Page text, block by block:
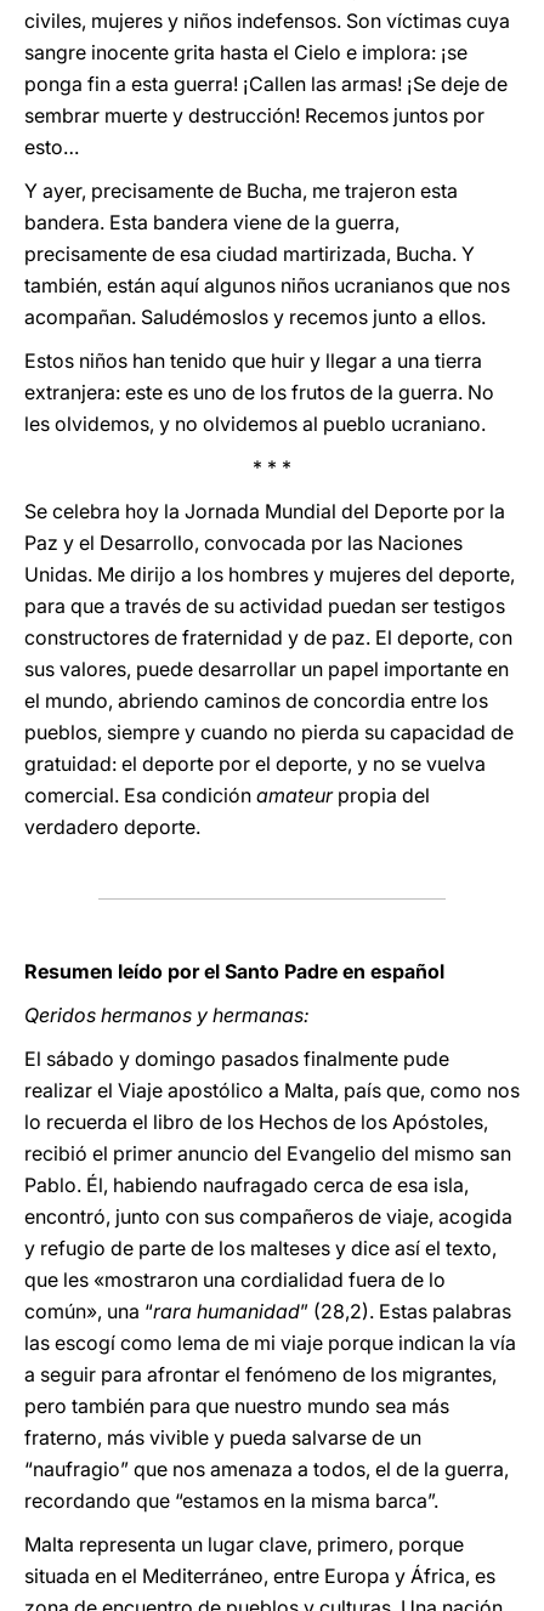
civiles, mujeres y niños indefensos. Son víctimas cuya
sangre inocente grita hasta el Cielo e implora: ¡se
ponga fin a esta guerra! ¡Callen las armas! ¡Se deje de
sembrar muerte y destrucción! Recemos juntos por
esto…
Y ayer, precisamente de Bucha, me trajeron esta
bandera. Esta bandera viene de la guerra,
precisamente de esa ciudad martirizada, Bucha. Y
también, están aquí algunos niños ucranianos que nos
acompañan. Saludémoslos y recemos junto a ellos.
Estos niños han tenido que huir y llegar a una tierra
extranjera: este es uno de los frutos de la guerra. No
les olvidemos, y no olvidemos al pueblo ucraniano.
* * *
Se celebra hoy la Jornada Mundial del Deporte por la
Paz y el Desarrollo, convocada por las Naciones
Unidas. Me dirijo a los hombres y mujeres del deporte,
para que a través de su actividad puedan ser testigos
constructores de fraternidad y de paz. El deporte, con
sus valores, puede desarrollar un papel importante en
el mundo, abriendo caminos de concordia entre los
pueblos, siempre y cuando no pierda su capacidad de
gratuidad: el deporte por el deporte, y no se vuelva
comercial. Esa condición amateurpropia del
verdadero deporte.
Resumen leído por el Santo Padre en español
Qeridos hermanos y hermanas:
El sábado y domingo pasados finalmente pude
realizar el Viaje apostólico a Malta, país que, como nos
lo recuerda el libro de los Hechos de los Apóstoles,
recibió el primer anuncio del Evangelio del mismo san
Pablo. Él, habiendo naufragado cerca de esa isla,
encontró, junto con sus compañeros de viaje, acogida
y refugio de parte de los malteses y dice así el texto,
que les «mostraron una cordialidad fuera de lo
común», una “rara humanidad” (28,2). Estas palabras
las escogí como lema de mi viaje porque indican la vía
a seguir para afrontar el fenómeno de los migrantes,
pero también para que nuestro mundo sea más
fraterno, más vivible y pueda salvarse de un
“naufragio” que nos amenaza a todos, el de la guerra,
recordando que “estamos en la misma barca”.
Malta representa un lugar clave, primero, porque
situada en el Mediterráneo, entre Europa y África, es